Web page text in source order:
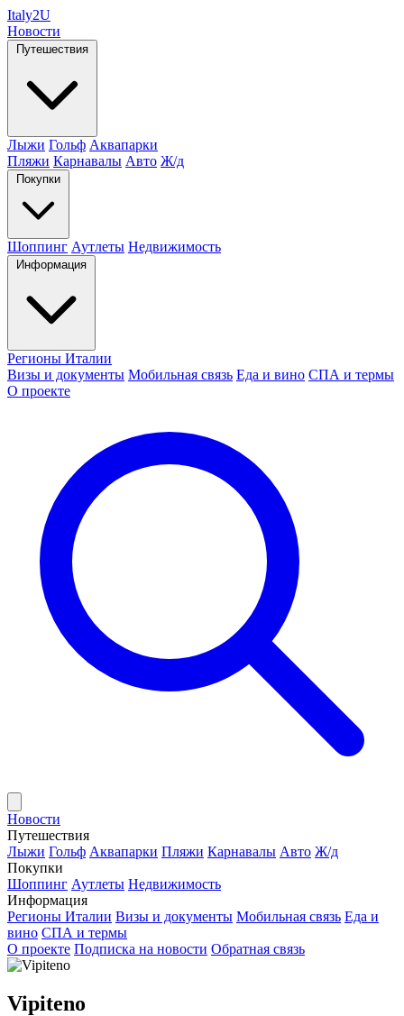
Italy2U
Новости
Путешествия
Лыжи Гольф Аквапарки
Пляжи Карнавалы Авто Ж/д
Покупки
Шоппинг Аутлеты Недвижимость
Информация
Регионы Италии
Визы и документы Мобильная связь Еда и вино СПА и термы
О проекте
Новости
Путешествия
Лыжи Гольф Аквапарки Пляжи Карнавалы Авто Ж/д
Покупки
Шоппинг Аутлеты Недвижимость
Информация
Регионы Италии Визы и документы Мобильная связь Еда и
вино СПА и термы
О проекте Подписка на новости Обратная связь
Vipiteno